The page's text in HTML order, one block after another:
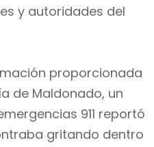
y autoridades del
proporcionada
de Maldonado, un
911 reportó
gritando dentro